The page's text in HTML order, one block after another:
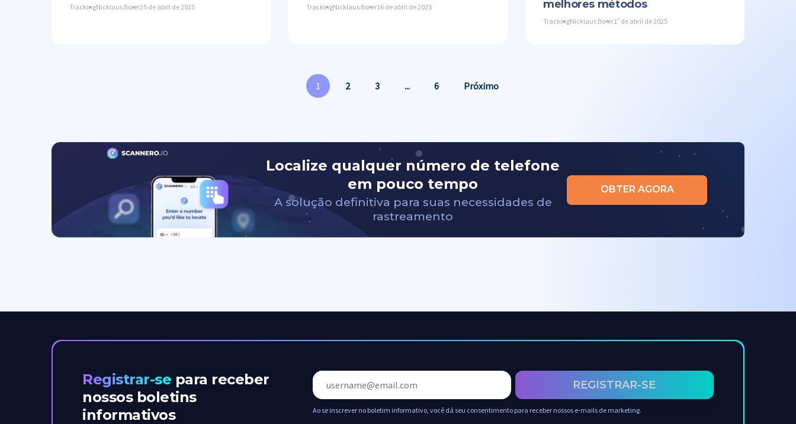
TrackingNicklaus Borer25 de abril de 2025 TrackingNicklaus Borer16 de abril de 2025
melhores métodos
TrackingNicklaus Borer1º de abril de 2025
1 2 3 ... 6 Próximo
Localize qualquer número de telefone
em pouco tempo
A solução definitiva para suas necessidades de
rastreamento
OBTER AGORA
Registrar-se para receber
nossos boletins
informativos
REGISTRAR-SE
Ao se inscrever no boletim informativo, você dá seu consentimento para receber nossos e-mails de marketing.